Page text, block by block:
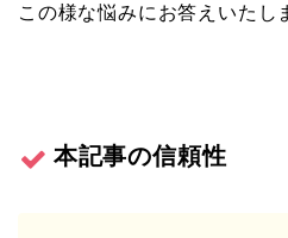
この様な悩みにお答えいたし
本記事の信頼性